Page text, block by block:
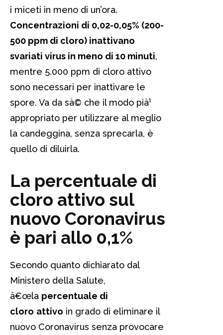
i miceti in meno di un’ora.
Concentrazioni di 0,02-0,05% (200-
500 ppm di cloro) inattivano
svariati virus in meno di 10 minuti,
mentre 5.000 ppm di cloro attivo
sono necessari per inattivare le
spore. Va da sà© che il modo pià¹
appropriato per utilizzare al meglio
la candeggina, senza sprecarla, è
quello di diluirla.
La percentuale di
cloro attivo sul
nuovo Coronavirus
è pari allo 0,1%
Secondo quanto dichiarato dal
Ministero della Salute,
â€œla percentuale di
cloro attivo in grado di eliminare il
nuovo Coronavirus senza provocare